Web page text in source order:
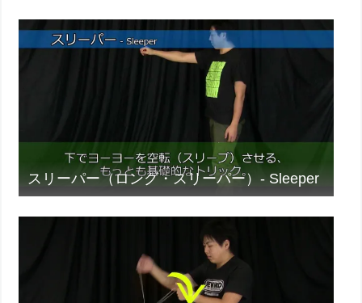
スリーパー（ロング・スリーパー）- Sleeper